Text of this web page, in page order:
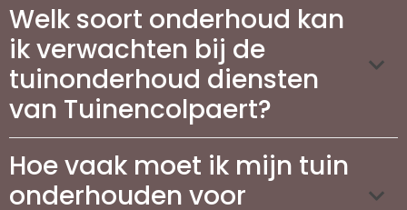
Welk soort onderhoud kan
ik verwachten bij de
tuinonderhoud diensten
van Tuinencolpaert?
Hoe vaak moet ik mijn tuin
onderhouden voor